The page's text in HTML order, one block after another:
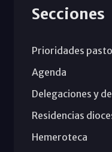
Secciones
Prioridades
Agenda
Delegaciones y
Residencias
Hemeroteca